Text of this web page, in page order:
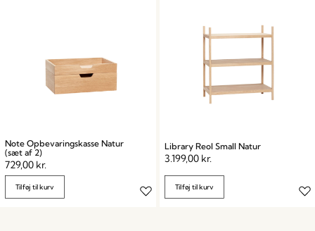
Note Opbevaringskasse Natur
(sæt af 2)
729,00 kr.
Tilføj til kurv
Library Reol Small Natur
3.199,00 kr.
Tilføj til kurv